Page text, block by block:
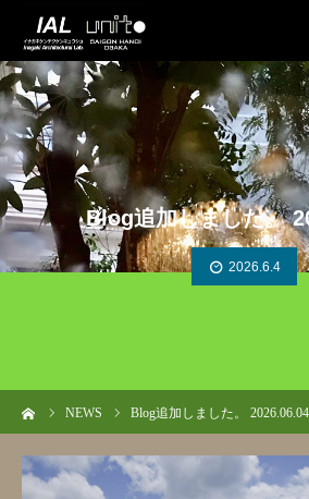
Blog追加しました。
2026.6.4
NEWS Blog追加しました。 2026.06.04